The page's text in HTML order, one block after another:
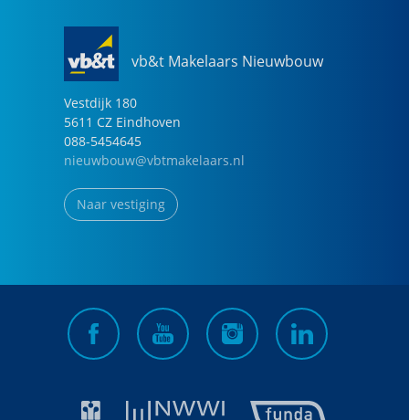
vb&t Makelaars Nieuwbouw
Vestdijk 180
5611 CZ Eindhoven
088-5454645
nieuwbouw@vbtmakelaars.nl
Naar vestiging